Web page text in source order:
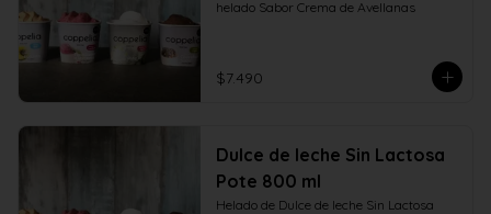
helado Sabor Crema de Avellanas
$7.490
Dulce de leche Sin Lactosa
Pote 800 ml
Helado de Dulce de leche Sin Lactosa